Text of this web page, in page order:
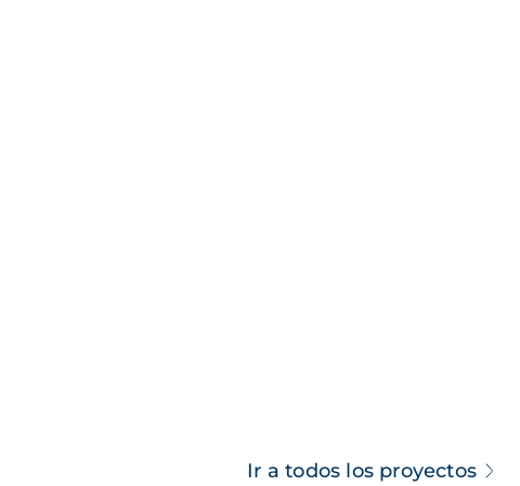
Ir a todos los proyectos